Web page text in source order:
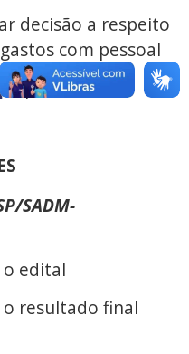
decisão a respeito
com pessoal
para acessar
SADM-
o edital
o resultado final